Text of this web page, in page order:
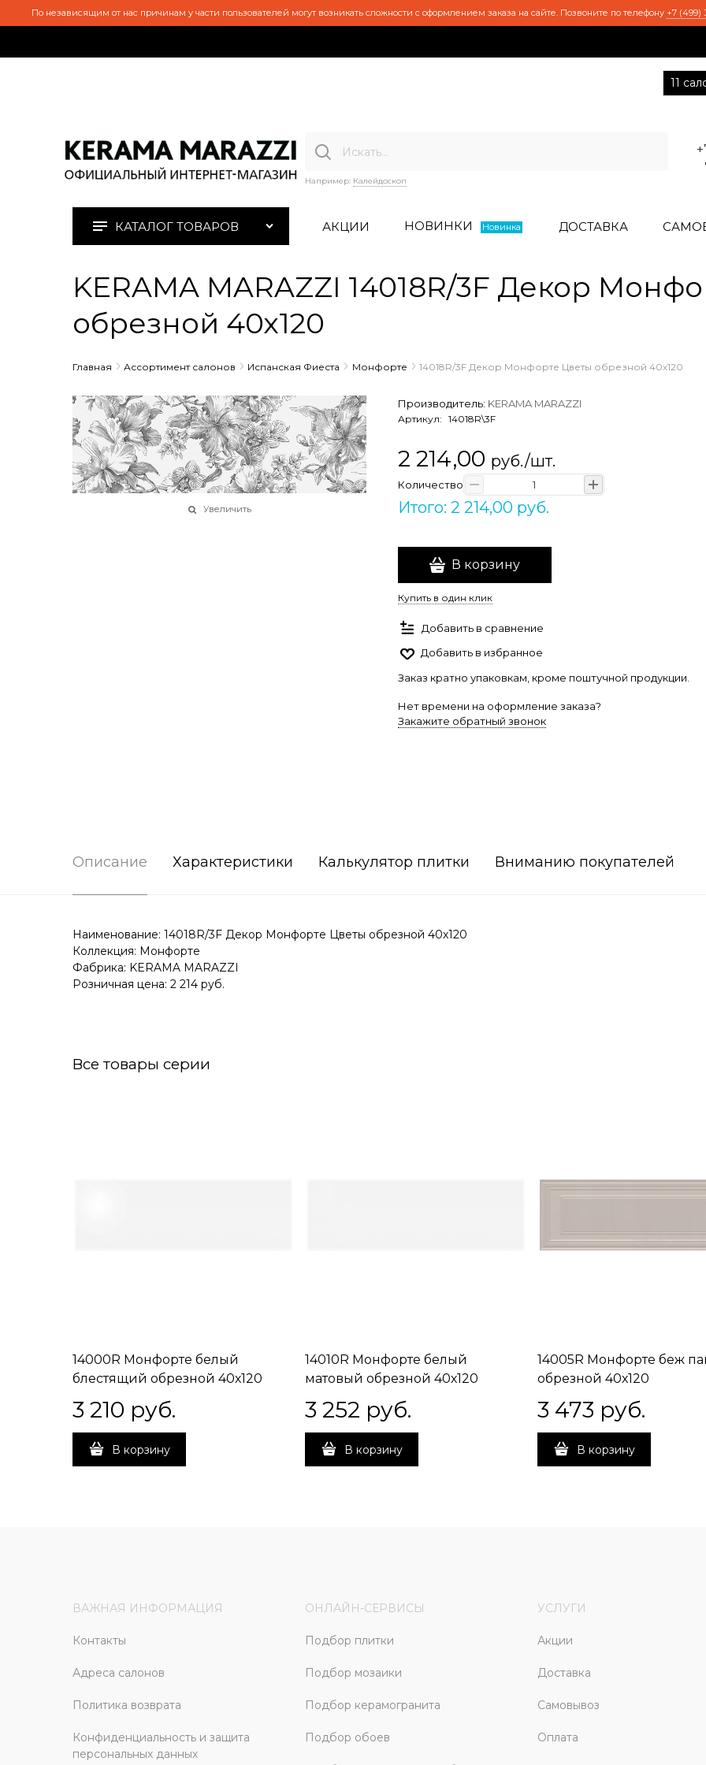
По независящим от нас причинам у части пользователей могут возникать сложности с оформлением заказа на сайте. Позвоните по телефону +7 (499)
11
Например: Калейдоскоп
КАТАЛОГ ТОВАРОВ АКЦИИ НОВИНКИ Новинка ДОСТАВКА
KERAMA MARAZZI 14018R/3F Декор
обрезной 40х120
Главная Ассортимент салонов Испанская Фиеста Монфорте 14018R/3F Декор Монфорте Цветы обрезной 40х120
Увеличить
Производитель: KERAMA MARAZZI
Артикул: 14018R\3F
2 214,00 руб./шт.
Количество
Итого: 2 214,00 руб.
В корзину
Купить в один клик
Добавить в сравнение
Добавить в избранное
Заказ кратно упаковкам, кроме поштучной продукции.
Нет времени на оформление заказа?
Закажите обратный звонок
Описание Характеристики Калькулятор плитки Вниманию покупателей
Наименование: 14018R/3F Декор Монфорте Цветы обрезной 40х120
Коллекция: Монфорте
Фабрика: KERAMA MARAZZI
Розничная цена: 2 214 руб.
Все товары серии
14000R Монфорте белый
блестящий обрезной 40х120
3 210 руб.
В корзину
14010R Монфорте белый
матовый обрезной 40х120
3 252 руб.
В корзину
14005R Монфорте беж
обрезной 40х120
3 473 руб.
В корзину
ВАЖНАЯ ИНФОРМАЦИЯ
Контакты
Адреса салонов
Политика возврата
Конфиденциальность и защита
персональных данных
ОНЛАЙН-СЕРВИСЫ
Подбор плитки
Подбор мозаики
Подбор керамогранита
Подбор обоев
УСЛУГИ
Акции
Доставка
Самовывоз
Оплата